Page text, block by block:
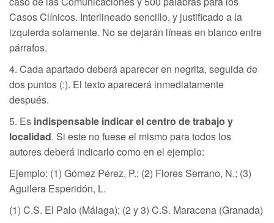
Casos Clínicos. Interlineado sencillo, y justificado a la
izquierda solamente. No se dejarán líneas en blanco entre
párrafos.
4. Cada apartado deberá aparecer en negrita, seguida de
dos puntos (:). El texto aparecerá inmediatamente
después.
5. Es indispensable indicar el centro de trabajo y
localidad. Si este no fuese el mismo para todos los
autores deberá indicarlo como en el ejemplo:
Ejemplo: (1) Gómez Pérez, P.; (2) Flores Serrano, N.; (3)
Aguilera Esperidón, L.
(1) C.S. El Palo (Málaga); (2 y 3) C.S. Maracena (Granada)